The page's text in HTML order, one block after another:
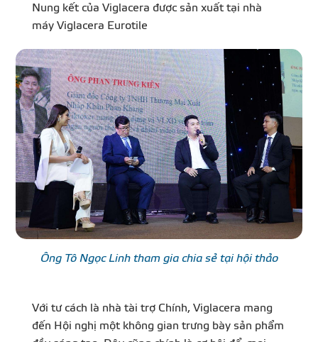
Nung kết của Viglacera được sản xuất tại nhà
máy Viglacera Eurotile
Ông Tô Ngọc Linh tham gia chia sẻ tại hội thảo
Với tư cách là nhà tài trợ Chính, Viglacera mang
đến Hội nghị một không gian trưng bày sản phẩm